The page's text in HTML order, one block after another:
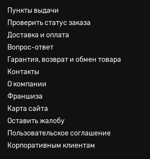
Пункты выдачи
Проверить статус заказа
Доставка и оплата
Вопрос-ответ
Гарантия, возврат и обмен товара
Контакты
О компании
Франшиза
Карта сайта
Оставить жалобу
Пользовательское соглашение
Корпоративным клиентам